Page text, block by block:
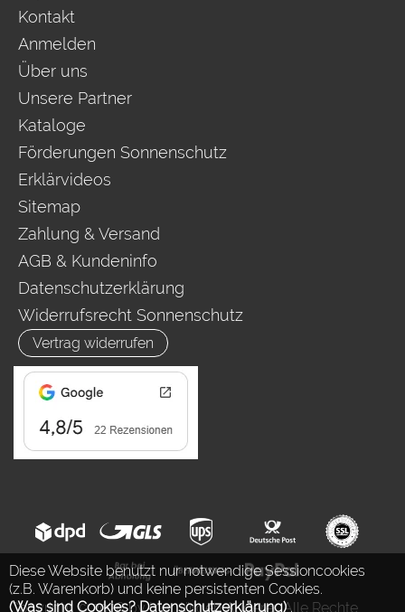
Diese Website benutzt nur notwendige Sessioncookies
(z.B. Warenkorb) und keine persistenten Cookies.
(Was sind Cookies? Datenschutzerklärung).
Kontakt
Anmelden
Über uns
Unsere Partner
Kataloge
Förderungen Sonnenschutz
Erklärvideos
Sitemap
Zahlung & Versand
AGB & Kundeninfo
Datenschutzerklärung
Widerrufsrecht Sonnenschutz
Vertrag widerrufen
Copyright © 2026 by Ing. Jürgen Auderer. Alle Rechte